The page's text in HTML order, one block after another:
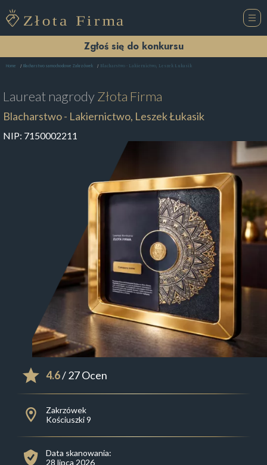
Zgłoś się do konkursu
Home Blacharstwo samochodowe Zakrzówek Blacharstwo - Lakiernictwo, Leszek Łukasik
Laureat nagrodyZłota Firma
Blacharstwo - Lakiernictwo, Leszek Łukasik
NIP: 7150002211
4.6/ 27 Ocen
Zakrzówek
Kościuszki 9
Data skanowania:
28 lipca 2026